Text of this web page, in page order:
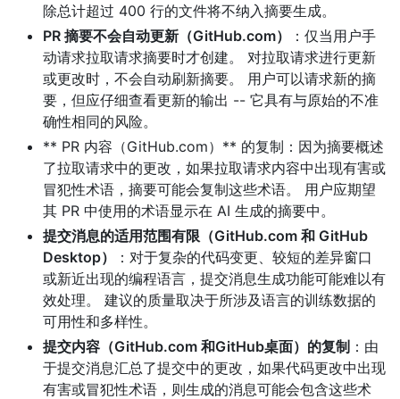
除总计超过 400 行的文件将不纳入摘要生成。
PR 摘要不会自动更新（GitHub.com）
：仅当用户手
动请求拉取请求摘要时才创建。 对拉取请求进行更新
或更改时，不会自动刷新摘要。 用户可以请求新的摘
要，但应仔细查看更新的输出 -- 它具有与原始的不准
确性相同的风险。
** PR 内容（GitHub.com）** 的复制：因为摘要概述
了拉取请求中的更改，如果拉取请求内容中出现有害或
冒犯性术语，摘要可能会复制这些术语。 用户应期望
其 PR 中使用的术语显示在 AI 生成的摘要中。
提交消息的适用范围有限（GitHub.com 和 GitHub
Desktop）
：对于复杂的代码变更、较短的差异窗口
或新近出现的编程语言，提交消息生成功能可能难以有
效处理。 建议的质量取决于所涉及语言的训练数据的
可用性和多样性。
提交内容（GitHub.com 和GitHub桌面）的复制 ：由
于提交消息汇总了提交中的更改，如果代码更改中出现
有害或冒犯性术语，则生成的消息可能会包含这些术